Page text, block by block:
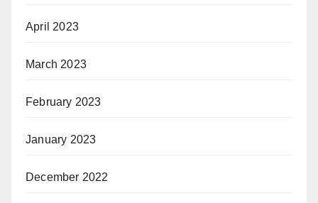
April 2023
March 2023
February 2023
January 2023
December 2022